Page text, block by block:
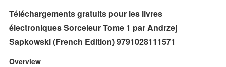
Téléchargements gratuits pour les livres
électroniques Sorceleur Tome 1 par Andrzej
Sapkowski (French Edition) 9791028111571
Overview